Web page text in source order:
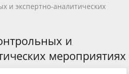
и экспертно-аналитических
и
мероприятиях